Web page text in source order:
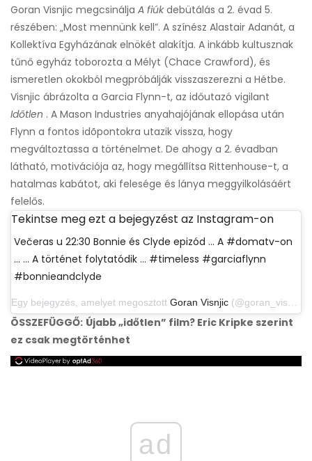
Goran Visnjic megcsinálja A fiúkdebütálás a 2. évad 5.
részében: „Most mennünk kell”. A színész Alastair Adanát, a
Kollektíva Egyházának elnökét alakítja. A inkább kultusznak
tűnő egyház toborozta a Mélyt (Chace Crawford), és
ismeretlen okokból megpróbálják visszaszerezni a Hétbe.
Visnjic ábrázolta a Garcia Flynn-t, az időutazó vigilant
Időtlen . A Mason Industries anyahajójának ellopása után
Flynn a fontos idõpontokra utazik vissza, hogy
megváltoztassa a történelmet. De ahogy a 2. évadban
látható, motivációja az, hogy megállítsa Rittenhouse-t, a
hatalmas kabátot, aki felesége és lánya meggyilkolásáért
felelős.
Tekintse meg ezt a bejegyzést az Instagram-on
Večeras u 22:30 Bonnie és Clyde epizód ... A #domatv-on
... ... A történet folytatódik ... #timeless #garciaflynn
#bonnieandclyde
Egy bejegyzés, amelyet megosztott Goran Visnjic (@goran_visnjic) 2020. augusztus 18-án, 11:38 PDT-kor
ÖSSZEFÜGGŐ: Újabb „időtlen” film? Eric Kripke szerint
ez csak megtörténhet
ad